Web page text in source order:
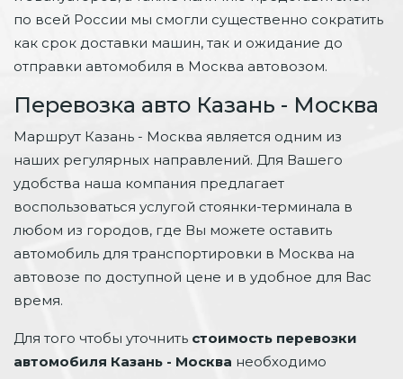
по всей России мы смогли существенно сократить
как срок доставки машин, так и ожидание до
отправки автомобиля в Москва автовозом.
Перевозка авто Казань - Москва
Маршрут Казань - Москва является одним из
наших регулярных направлений. Для Вашего
удобства наша компания предлагает
воспользоваться услугой стоянки-терминала в
любом из городов, где Вы можете оставить
автомобиль для транспортировки в Москва на
автовозе по доступной цене и в удобное для Вас
время.
Для того чтобы уточнить стоимость перевозки
автомобиля Казань - Москва необходимо